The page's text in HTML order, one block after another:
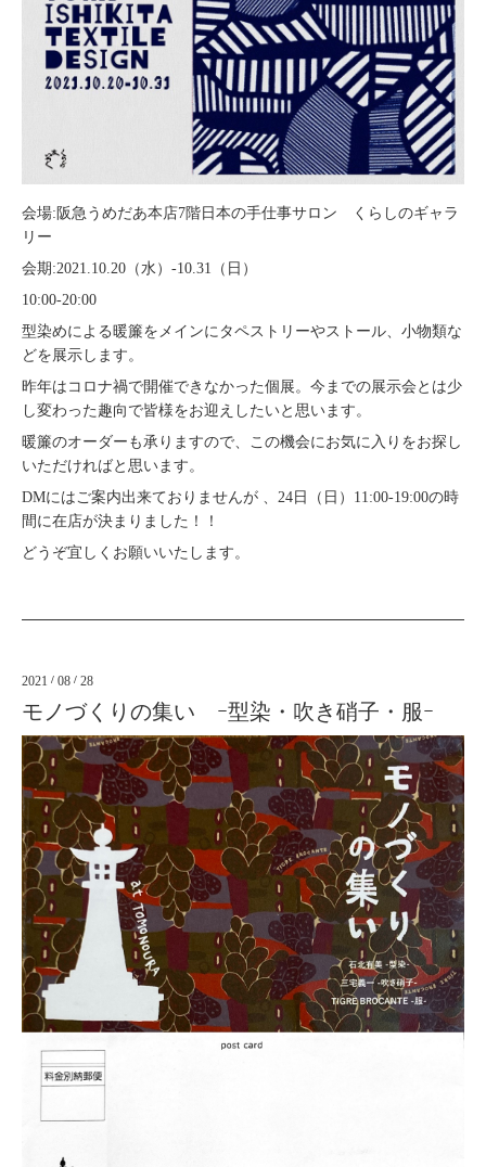
会場:阪急うめだあ本店7階日本の手仕事サロン くらしのギャラ
リー
会期:2021.10.20（水）-10.31（日）
10:00-20:00
型染めによる暖簾をメインにタペストリーやストール、小物類な
どを展示します。
昨年はコロナ禍で開催できなかった個展。今までの展示会とは少
し変わった趣向で皆様をお迎えしたいと思います。
暖簾のオーダーも承りますので、この機会にお気に入りをお探し
いただければと思います。
DMにはご案内出来ておりませんが 、24日（日）11:00-19:00の時
間に在店が決まりました！！
どうぞ宜しくお願いいたします。
2021 / 08 / 28
モノづくりの集い ｰ型染・吹き硝子・服ｰ